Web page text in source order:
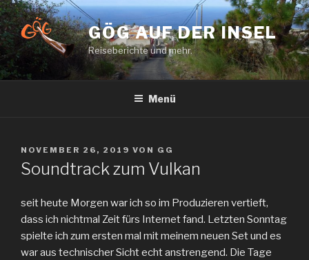
Zum
Inhalt
springen
GÖG AUF DER INSEL
Reiseberichte und mehr.
Menü
VERÖFFENTLICHT
AM
NOVEMBER 26, 2019 VON GG
Soundtrack zum Vulkan
seit heute Morgen war ich so im Produzieren vertieft,
dass ich nichtmal Zeit fürs Internet fand. Letzten Sonntag
spielte ich zum ersten mal mit meinem neuen Set und es
war aus technischer Sicht echt anstrengend. Die Tage